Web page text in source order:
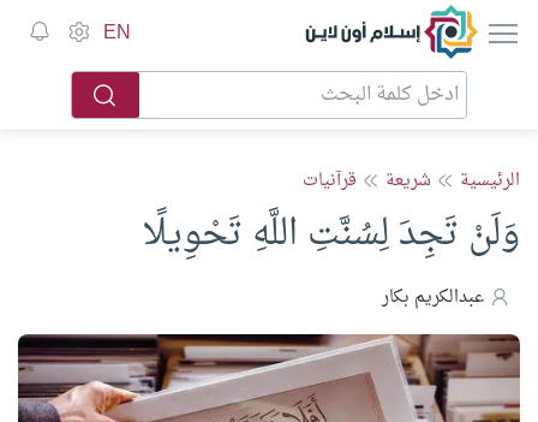
إسلام أون لاين EN
الرئيسية شريعة قرآنيات
وَلَنْ تَجِدَ لِسُنَّتِ اللَّهِ تَحْوِيلًا
عبدالكريم بكار